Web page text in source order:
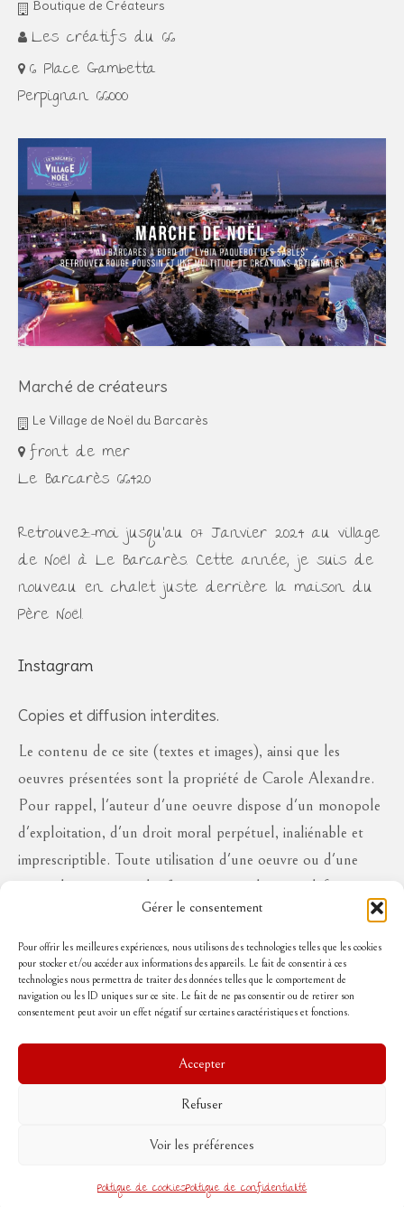
Gérer le consentement
Pour offrir les meilleures expériences, nous utilisons des technologies telles que les cookies
pour stocker et/ou accéder aux informations des appareils. Le fait de consentir à ces
technologies nous permettra de traiter des données telles que le comportement de
navigation ou les ID uniques sur ce site. Le fait de ne pas consentir ou de retirer son
consentement peut avoir un effet négatif sur certaines caractéristiques et fonctions.
Accepter
Refuser
Voir les préférences
Politique de cookiesPolitique de confidentialité
Boutique de Créateurs
Les créatifs du 66
6 Place Gambetta
Perpignan 66000
Marché de créateurs
Le Village de Noël du Barcarès
front de mer
Le Barcarès 66420
Retrouvez-moi jusqu'au 07 Janvier 2024 au village
de Noël à Le Barcarès. Cette année, je suis de
nouveau en chalet juste derrière la maison du
Père Noël.
Instagram
Copies et diffusion interdites.
Le contenu de ce site (textes et images), ainsi que les
oeuvres présentées sont la propriété de Carole Alexandre.
Pour rappel, l'auteur d'une oeuvre dispose d'un monopole
d'exploitation, d'un droit moral perpétuel, inaliénable et
imprescriptible. Toute utilisation d'une oeuvre ou d'une
partie des oeuvres à des fins commerciales ou à défaut en
diffusion publique, sous quelque forme que ce soit, est
interdite sans l'autorisation de l'auteur, aux risques de se
voir réclamer des dommages et intérêts..
Suivez-moi
Politique de cookies (UE)